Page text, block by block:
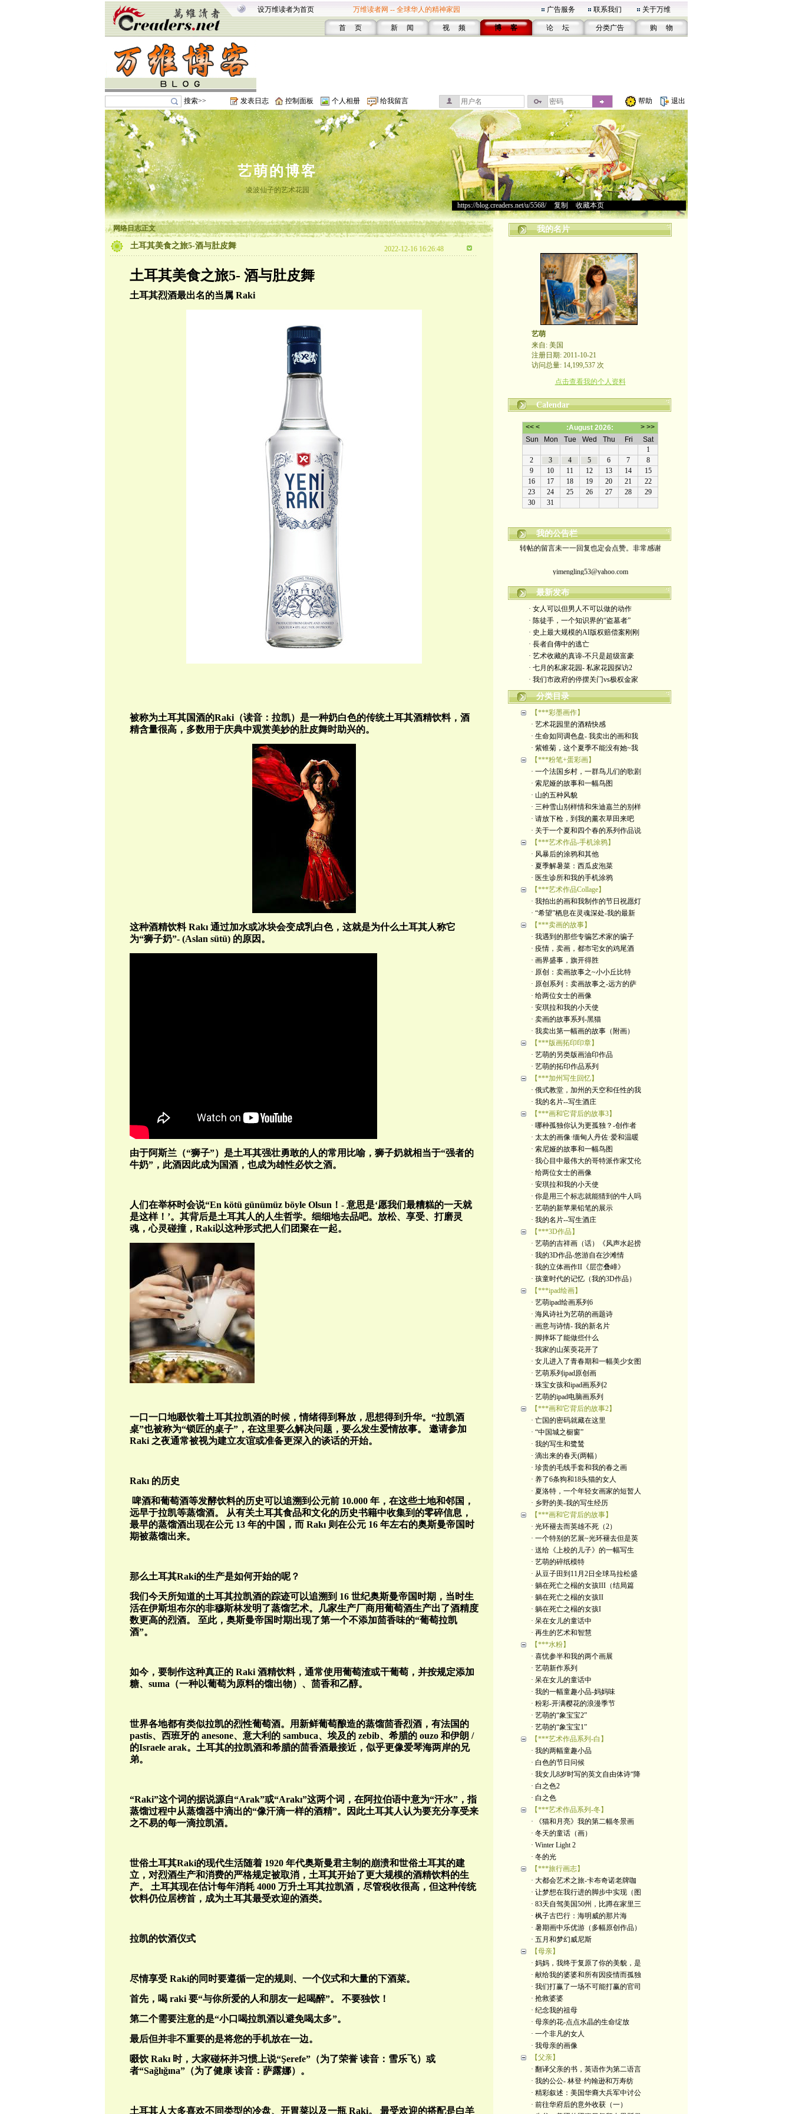
设万维读者为首页 万维读者网 -- 全球华人的精神家园 广告服务 联系我们 关于万维
首 页 新 闻 视 频 博 客 论 坛 分类广告 购 物
搜索>> 发表日志 控制面板 个人相册 给我留言 帮助 退出
艺萌的博客
凌波仙子的艺术花园
https://blog.creaders.net/u/5568/> 复制 收藏本页
网络日志正文
土耳其美食之旅5-酒与肚皮舞 2022-12-16 16:26:48
土耳其美食之旅5- 酒与肚皮舞
土耳其烈酒最出名的当属Raki
被称为土耳其国酒的Raki（读音：拉凯） 是一种奶白色的传统土耳其酒精饮料，酒
精含量很高，多数用于庆典中观赏美妙的肚皮舞时助兴的。
这种酒精饮料Rakı 通过加水或冰块会变成乳白色，这就是为什么土耳其人称它
为“狮子奶”- (Aslan sütü) 的原因。
由于阿斯兰（“狮子”）是土耳其强壮勇敢的人的常用比喻，狮子奶就相当于“强者的
牛奶”，此酒因此成为国酒，也成为雄性必饮之酒。
人们在举杯时会说“En kötü günümüz böyle Olsun ！ - 意思是‘愿我们最糟糕的一天就
是这样！’。 其背后是土耳其人的人生哲学。细细地去品吧。放松、享受、打磨灵
魂，心灵碰撞， Raki以这种形式把人们团聚在一起。
一口一口地啜饮着土耳其拉凯酒的时候，情绪得到释放，思想得到升华。“拉凯酒
桌”也被称为“锁匠的桌子”，在这里要么解决问题，要么发生爱情故事。
邀请参加
Raki 之夜通常被视为建立友谊或准备更深入的谈话的开始。
Rakı 的历史
啤酒和葡萄酒等发酵饮料的历史可以追溯到公元前10.000 年，在这些土地和邻国，
远早于拉凯等蒸馏酒。
从有关土耳其食品和文化的历史书籍中收集到的零碎信息，
最早的蒸馏酒出现在公元13 年的中国，而Rakı 则在公元16 年左右的奥斯曼帝国时
期被蒸馏出来。
那么土耳其Raki的生产是如何开始的呢？
我们今天所知道的土耳其拉凯酒的踪迹可以追溯到 16 世纪奥斯曼帝国时期，当时生
活在伊斯坦布尔的非穆斯林发明了蒸馏艺术。
几家生产厂商用葡萄酒生产出了酒精度
数更高的烈酒。
至此，奥斯曼帝国时期出现了第一个不添加茴香味的“葡萄拉凯
酒”。
如今，要制作这种真正的Raki 酒精饮料，通常使用葡萄渣或干葡萄，并按规定添加
糖、 suma （一种以葡萄为原料的馏出物）、茴香和乙醇。
世界各地都有类似拉凯的烈性葡萄酒。用新鲜葡萄酿造的蒸馏茴香烈酒，有法国的
pastis、西班牙的anesone、意大利的sambuca、埃及的zebib、希腊的ouzo 和伊朗 /
的Israele arak。土耳其的拉凯酒和希腊的茴香酒最接近，似乎更像爱琴海两岸的兄
弟。
“Raki”这个词的据说源自“Arak”或“Arakı”这两个词，在阿拉伯语中意为“汗水”，指
蒸馏过程中从蒸馏器中滴出的“像汗滴一样的酒精”。因此土耳其人认为要充分享受来
之不易的每一滴拉凯酒。
世俗土耳其Raki的现代生活随着1920 年代奥斯曼君主制的崩溃和世俗土耳其的建
立，对烈酒生产和消费的严格规定被取消，土耳其开始了更大规模的酒精饮料的生
产。
土耳其现在估计每年消耗4000 万升土耳其拉凯酒，尽管税收很高，但这种传统
饮料仍位居榜首，成为土耳其最受欢迎的酒类。
拉凯的饮酒仪式
尽情享受Raki的同时要遵循一定的规则、一个仪式和大量的下酒菜。
首先，喝raki 要“与你所爱的人和朋友一起喝醉”。
不要独饮！
第二个需要注意的是“小口喝拉凯酒以避免喝太多”。
最后但并非不重要的是将您的手机放在一边。
啜饮Rakı 时，大家碰杯并习惯上说“Şerefe”（为了荣誉 读音：雪乐飞）或
者“Sağlığına”（为了健康 读音：萨露娜）。
土耳其人大多喜欢不同类型的冷盘、开胃菜以及一瓶Raki。 最受欢迎的搭配是白羊
我的名片
艺萌
来自: 美国
注册日期: 2011-10-21
访问总量: 14,199,537 次
点击查看我的个人资料
Calendar
我的公告栏
转帖的留言未一一回复也定会点赞。非常感谢
有意收藏者请私信我，感谢一贯支持
政治转载不一定代表本人意见
艺术博客：https://yimengl.blog
目录中标注星号的为本人艺术原创
最新发布
· 女人可以但男人不可以做的动作
· 陈徒手，一个知识界的“盗墓者”
· 史上最大规模的AI版权赔偿案刚刚
· 長者自傳中的逃亡
· 艺术收藏的真谛-不只是超级富豪
· 七月的私家花园- 私家花园探访2
· 我们市政府的停摆关门vs极权金家
分类目录
【***彩墨画作】
· 艺术花园里的酒精快感
· 生命如同调色盘- 我卖出的画和我
· 紫锥菊，这个夏季不能没有她~我
【***粉笔+蛋彩画】
· 一个法国乡村，一群鸟儿们的歌剧
· 索尼娅的故事和一幅鸟图
· 山的五种风貌
· 三种雪山别样情和朱迪嘉兰的别样
· 请放下枪，到我的薰衣草田来吧
· 关于一个夏和四个春的系列作品说
【***艺术作品-手机涂鸦】
· 风暴后的涂鸦和其他
· 夏季解暑菜：西瓜皮泡菜
· 医生诊所和我的手机涂鸦
【***艺术作品Collage】
· 我拍出的画和我制作的节日祝愿灯
· “希望”栖息在灵魂深处-我的最新
【***卖画的故事】
· 我遇到的那些专骗艺术家的骗子
· 疫情，卖画，都市宅女的鸡尾酒
· 画界盛事，旗开得胜
· 原创：卖画故事之~小小丘比特
· 原创系列：卖画故事之-远方的萨
· 给两位女士的画像
· 安琪拉和我的小天使
· 卖画的故事系列-黑猫
· 我卖出第一幅画的故事（附画）
【***版画拓印印章】
· 艺萌的另类版画油印作品
· 艺萌的拓印作品系列
【***加州写生回忆】
· 俄式教堂，加州的天空和任性的我
· 我的名片--写生酒庄
【***画和它背后的故事3】
· 哪种孤独你认为更孤独？-创作者
· 太太的画像·缅甸人丹佐·爱和温暖
· 索尼娅的故事和一幅鸟图
· 我心目中最伟大的哥特派作家艾伦
· 给两位女士的画像
· 安琪拉和我的小天使
· 你是用三个标志就能猜到的牛人吗
· 艺萌的新苹果铅笔的展示
· 我的名片--写生酒庄
【***3D作品】
· 艺萌的吉祥画（话）《风声水起捞
· 我的3D作品-悠游自在沙滩情
· 我的立体画作II《层峦叠嶂》
· 孩童时代的记忆（我的3D作品）
【***ipad绘画】
· 艺萌ipad绘画系列6
· 海风诗社为艺萌的画题诗
· 画意与诗情- 我的新名片
· 脚摔坏了能做些什么
· 我家的山茱萸花开了
· 女儿进入了青春期和一幅美少女图
· 艺萌系列ipad原创画
· 珠宝女孩和ipad画系列2
· 艺萌的ipad电脑画系列
【***画和它背后的故事2】
· 亡国的密码就藏在这里
· “中国城之橱窗”
· 我的写生和鹭鸶
· 滴出来的春天(两幅）
· 珍贵的毛线手套和我的春之画
· 养了6条狗和18头猫的女人
· 夏洛特，一个年轻女画家的短暂人
· 乡野的美-我的写生经历
【***画和它背后的故事】
· 光环褪去而英雄不死（2）
· 一个特别的艺展~光环褪去但是英
· 送给《上校的儿子》的一幅写生
· 艺萌的碎纸模特
· 从豆子田到11月2日全球马拉松盛
· 躺在死亡之榻的女孩III（结局篇
· 躺在死亡之榻的女孩II
· 躺在死亡之榻的女孩I
· 呆在女儿的童话中
· 再生的艺术和智慧
【***水粉】
· 喜忧参半和我的两个画展
· 艺萌新作系列
· 呆在女儿的童话中
· 我的一幅童趣小品-妈妈味
· 粉彩-开满樱花的浪漫季节
· 艺萌的“象宝宝2”
· 艺萌的“象宝宝1”
【***艺术作品系列-白】
· 我的两幅童趣小品
· 白色的节日问候
· 我女儿8岁时写的英文自由体诗“降
· 白之色2
· 白之色
【***艺术作品系列-冬】
· 《猫和月亮》我的第二幅冬景画
· 冬天的童话（画）
· Winter Light 2
· 冬的光
【***旅行画志】
· 大都会艺术之旅-卡布奇诺老牌咖
· 让梦想在我行进的脚步中实现（图
· 83天自驾美国50州，比蹲在家里三
· 枫子古巴行：海明威的那片海
· 暑期画中乐优游（多幅原创作品）
· 五月和梦幻威尼斯
【母亲】
· 妈妈，我终于复原了你的美貌，是
· 献给我的婆婆和所有因疫情而孤独
· 我们打赢了一场不可能打赢的官司
· 抢救婆婆
· 纪念我的祖母
· 母亲的花-点点水晶的生命绽放
· 一个非凡的女人
· 我母亲的画像
【父亲】
· 翻译父亲的书，英语作为第二语言
· 我的公公- 林登·约翰逊和万寿纺
· 精彩叙述：美国华裔大兵军中讨公
· 前往华府后的意外收获（一）